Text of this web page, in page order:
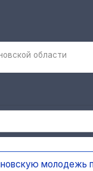
области
к участию в